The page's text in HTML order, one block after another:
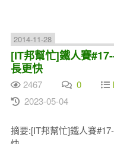
2014-11-28
[IT邦幫忙]鐵人賽
長更快
2467 0
2023-05-04
摘要:[IT邦幫忙]鐵人賽